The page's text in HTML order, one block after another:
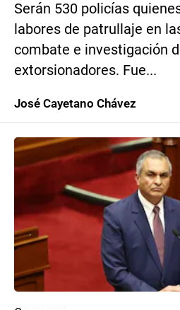
Serán 530 policías
labores de patrullaje en
combate e investigación
extorsionadores. Fue...
José Cayetano Chávez